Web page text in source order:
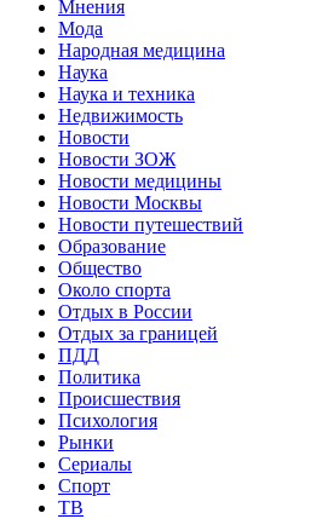
Мнения
Мода
Народная медицина
Наука
Наука и техника
Недвижимость
Новости
Новости ЗОЖ
Новости медицины
Новости Москвы
Новости путешествий
Образование
Общество
Около спорта
Отдых в России
Отдых за границей
ПДД
Политика
Происшествия
Психология
Рынки
Сериалы
Спорт
ТВ